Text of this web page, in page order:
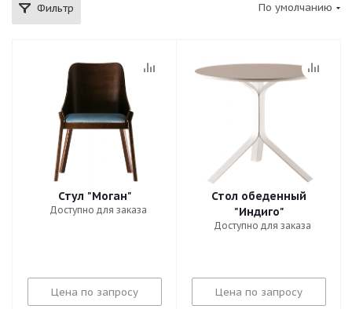
Фильтр По умолчанию
Стул "Моган"
Доступно для заказа
Цена по запросу
Стол обеденный
"Индиго"
Доступно для заказа
Цена по запросу